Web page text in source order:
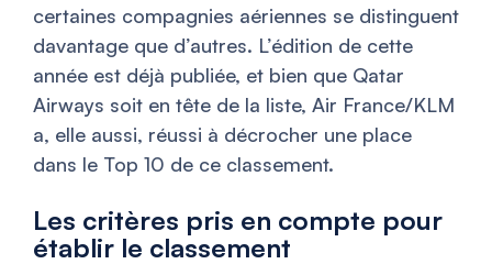
certaines compagnies aériennes se distinguent
davantage que d’autres. L’édition de cette
année est déjà publiée, et bien que Qatar
Airways soit en tête de la liste, Air France/KLM
a, elle aussi, réussi à décrocher une place
dans le Top 10 de ce classement.
Les critères pris en compte pour
établir le classement